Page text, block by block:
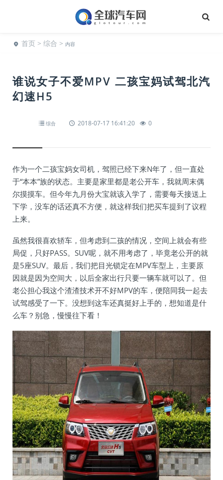
首页 > 综合 > 内容
谁说女子不爱MPV 二孩宝妈试驾北汽
幻速H5
综合 2018-07-17 16:41:20 0
作为一个二孩宝妈女司机，驾照已经下来N年了，但一直处
于“本本”族的状态。主要是家里都是老公开车，我就周末偶
尔摸摸车。但今年九月份大宝就该入学了，需要每天接送上
下学，没车的话还真不方便，就这样我们把买车提到了议程
上来。
虽然我很喜欢轿车，但考虑到二孩的情况，空间上就会有些
局促，只好PASS。SUV呢，就不用考虑了，毕竟老公开的就
是5座SUV。最后，我们把目光锁定在MPV车型上，主要原
因就是因为空间大，以后全家出行只要一辆车就可以了。但
老公担心我这个渣渣技术开不好MPV的车，便陪同我一起去
试驾感受了一下。没想到这车还真挺好上手的，想知道是什
么车？别急，慢慢往下看！